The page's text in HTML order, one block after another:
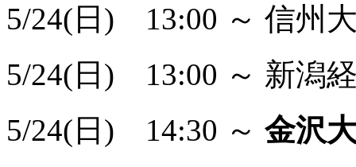
5/24(日) 13:00 ～ 信州
5/24(日) 13:00 ～ 新潟
5/24(日) 14:30 ～ 金沢